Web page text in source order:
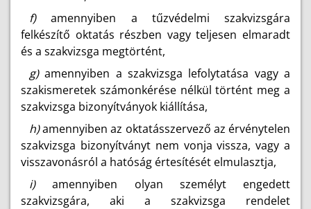
f)amennyiben a tűzvédelmi szakvizsgára
felkészítő oktatás részben vagy teljesen elmaradt
és a szakvizsga megtörtént,
g)amennyiben a szakvizsga lefolytatása vagy a
szakismeretek számonkérése nélkül történt meg a
szakvizsga bizonyítványok kiállítása,
h)amennyiben az oktatásszervező az érvénytelen
szakvizsga bizonyítványt nem vonja vissza, vagy a
visszavonásról a hatóság értesítését elmulasztja,
i)amennyiben olyan személyt engedett
szakvizsgára, aki a szakvizsga rendelet